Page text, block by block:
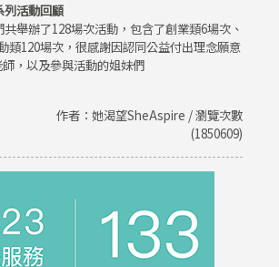
列活動回顧
舉辦了128場次活動，包含了創業類6場次、
類120場次，很感謝因認同公益付出理念願意
，以及參與活動的姐妹們
作者：她渴望SheAspire / 瀏覽次數
(1850609)